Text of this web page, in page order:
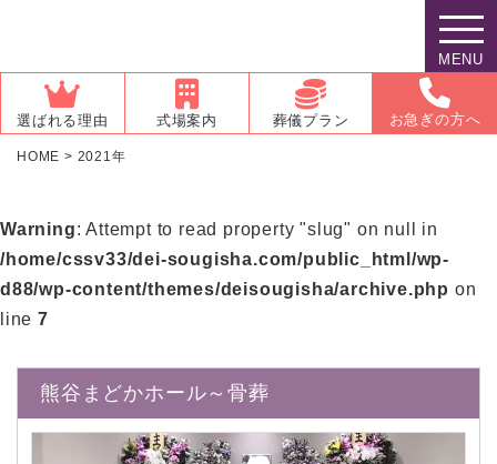
MENU
選ばれる理由 式場案内 葬儀プラン お急ぎの方へ
HOME > 2021年
Warning: Attempt to read property "slug" on null in
/home/cssv33/dei-sougisha.com/public_html/wp-
d88/wp-content/themes/deisougisha/archive.php on
line 7
熊谷まどかホール～骨葬